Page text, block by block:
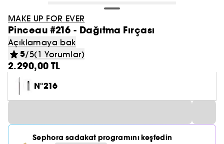
MAKE UP FOR EVER
Pinceau #216 - Dağıtma Fırçası
Açıklamaya bak
5/5(1 Yorumlar)
2.290,00 TL
N°216
Sephora sadakat programını keşfedin